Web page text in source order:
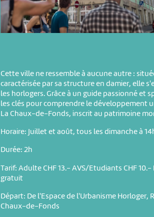
Cette ville ne ressemble à aucune autre :
caractérisée par sa structure en damier, elle
les horlogers. Grâce à un guide passionné et
les clés pour comprendre le développement
La Chaux-de-Fonds, inscrit au patrimoine
Horaire: Juillet et août, tous les dimanche à
Durée: 2h
Tarif: Adulte CHF 13.- AVS/Etudiants CHF
gratuit
Départ: De l'Espace de l'Urbanisme Horloger,
Chaux-de-Fonds